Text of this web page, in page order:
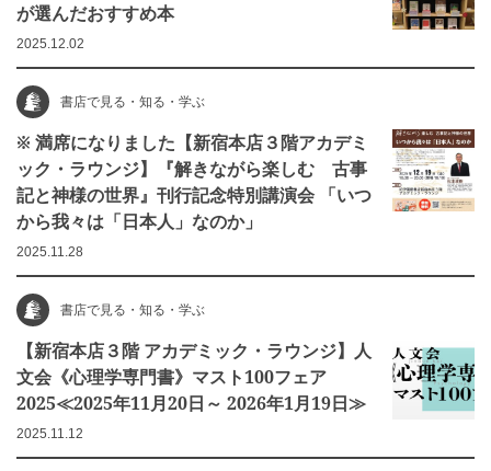
が選んだおすすめ本
2025.12.02
書店で見る・知る・学ぶ
※ 満席になりました【新宿本店３階アカデミ
ック・ラウンジ】『解きながら楽しむ 古事
記と神様の世界』刊行記念特別講演会 「いつ
から我々は「日本人」なのか」
2025.11.28
書店で見る・知る・学ぶ
【新宿本店３階 アカデミック・ラウンジ】人
文会《心理学専門書》マスト100フェア
2025≪2025年11月20日～ 2026年1月19日≫
2025.11.12